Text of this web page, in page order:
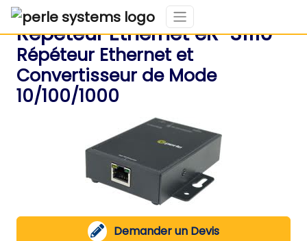
Répéteur Ethernet eR-S1110
Répéteur Ethernet et
Convertisseur de Mode
10/100/1000
Demander un Devis